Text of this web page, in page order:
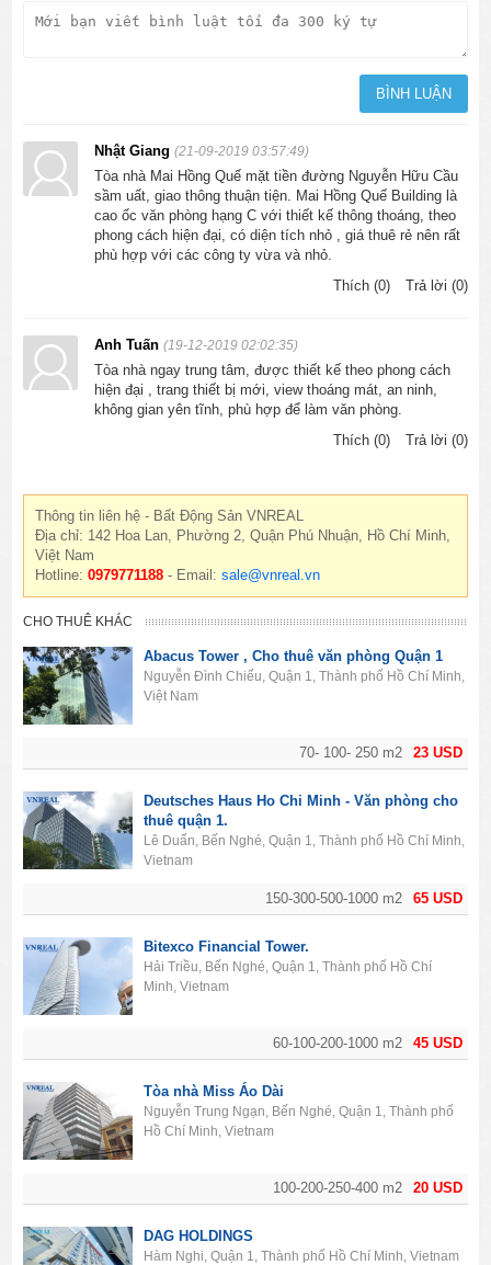
Nhật Giang(21-09-2019 03:57:49)
Tòa nhà Mai Hồng Quế mặt tiền đường Nguyễn Hữu Cầu
sầm uất, giao thông thuận tiện. Mai Hồng Quế Building là
cao ốc văn phòng hạng C với thiết kế thông thoáng, theo
phong cách hiện đại, có diện tích nhỏ , giá thuê rẻ nên rất
phù hợp với các công ty vừa và nhỏ.
Thích (0)
Trả lời (0)
Anh Tuấn(19-12-2019 02:02:35)
Tòa nhà ngay trung tâm, được thiết kế theo phong cách
hiện đại , trang thiết bị mới, view thoáng mát, an ninh,
không gian yên tĩnh, phù hợp để làm văn phòng.
Thích (0)
Trả lời (0)
Thông tin liên hệ - Bất Động Sản VNREAL
Địa chỉ: 142 Hoa Lan, Phường 2, Quận Phú Nhuận, Hồ Chí Minh,
Việt Nam
Hotline:0979771188 - Email:sale@vnreal.vn
CHO THUÊ KHÁC
23 USD
70- 100- 250 m2
Abacus Tower , Cho thuê văn phòng Quận 1
Nguyễn Đình Chiểu, Quận 1, Thành phố Hồ Chí Minh,
Việt Nam
65 USD
150-300-500-1000 m2
Deutsches Haus Ho Chi Minh - Văn phòng cho
thuê quận 1.
Lê Duẩn, Bến Nghé, Quận 1, Thành phố Hồ Chí Minh,
Vietnam
45 USD
60-100-200-1000 m2
Bitexco Financial Tower.
Hải Triều, Bến Nghé, Quận 1, Thành phố Hồ Chí
Minh, Vietnam
20 USD
100-200-250-400 m2
Tòa nhà Miss Áo Dài
Nguyễn Trung Ngạn, Bến Nghé, Quận 1, Thành phố
Hồ Chí Minh, Vietnam
DAG HOLDINGS
Hàm Nghi, Quận 1, Thành phố Hồ Chí Minh, Vietnam